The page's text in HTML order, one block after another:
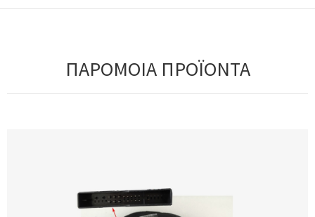
ΠΑΡΟΜΟΙΑ ΠΡΟΪΟΝΤΑ